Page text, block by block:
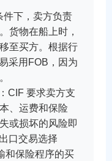
件下，卖方负责
货物在船上时，
至买方。根据行
采用FOB，因为
：CIF 要求卖方支
、运费和保险
或损坏的风险即
口交易选择
和保险程序的买